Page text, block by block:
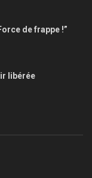
de frappe !”
libérée